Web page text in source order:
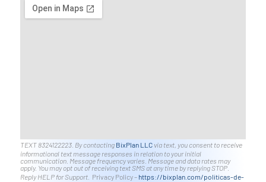
TEXT 8324122223. By contacting BixPlan LLCvia text, you consent to receive
informational text message responses in relation to your initial
communication. Message frequency varies. Message and data rates may
apply. You may opt out of receiving text SMS at any time by replying STOP.
Reply HELP for Support. Privacy Policy – https://bixplan.com/politicas-de-